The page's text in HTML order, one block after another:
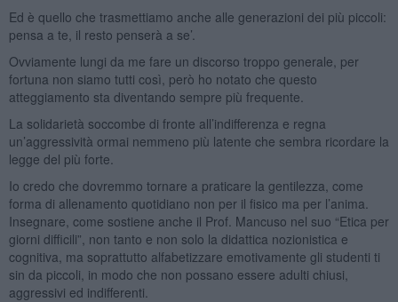
Ed è quello che trasmettiamo anche alle generazioni dei più piccoli:
pensa a te, il resto penserà a se’.
Ovviamente lungi da me fare un discorso troppo generale, per
fortuna non siamo tutti così, però ho notato che questo
atteggiamento sta diventando sempre più frequente.
La solidarietà soccombe di fronte all’indifferenza e regna
un’aggressività ormai nemmeno più latente che sembra ricordare la
legge del più forte.
Io credo che dovremmo tornare a praticare la gentilezza, come
forma di allenamento quotidiano non per il fisico ma per l’anima.
Insegnare, come sostiene anche il Prof. Mancuso nel suo “Etica per
giorni difficili”, non tanto e non solo la didattica nozionistica e
cognitiva, ma soprattutto alfabetizzare emotivamente gli studenti ti
sin da piccoli, in modo che non possano essere adulti chiusi,
aggressivi ed indifferenti.